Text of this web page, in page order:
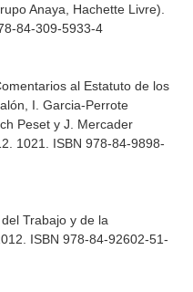
Anaya, Hachette Livre).
84-309-5933-4
al Estatuto de los
I. Garcia-Perrote
Peset y J. Mercader
1021. ISBN 978-84-9898-
Trabajo y de la
ISBN 978-84-92602-51-